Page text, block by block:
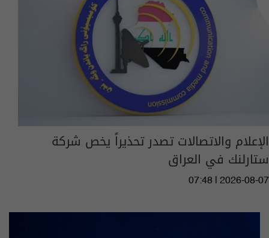
الإعلام والاتصالات تصدر تحذيراً يخص شركة
ستارلنك في العراق
07:48 | 2026-08-07